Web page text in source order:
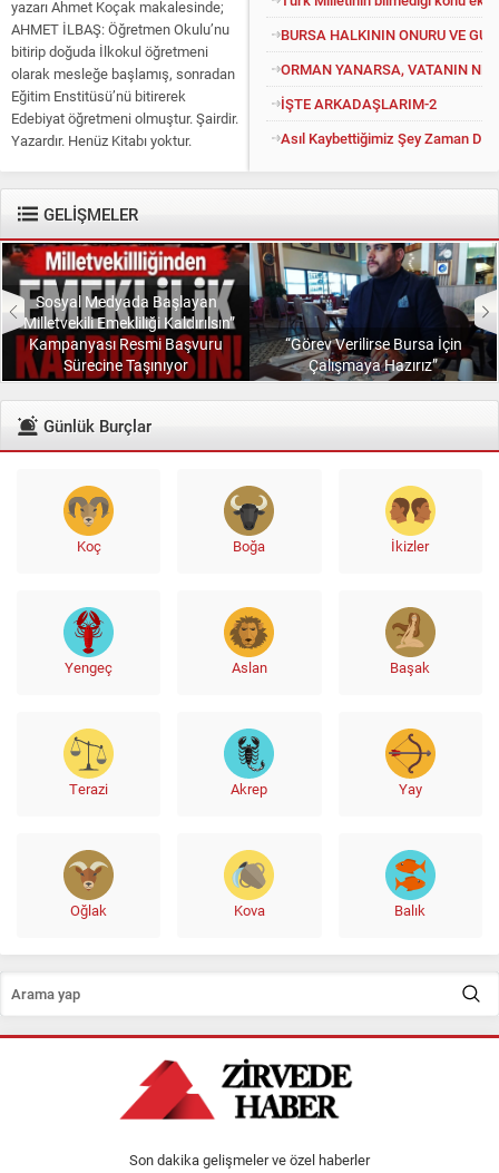
yazarı Ahmet Koçak makalesinde;
AHMET İLBAŞ: Öğretmen Okulu’nu
bitirip doğuda İlkokul öğretmeni
olarak mesleğe başlamış, sonradan
Eğitim Enstitüsü’nü bitirerek
Edebiyat öğretmeni olmuştur. Şairdir.
Yazardır. Henüz Kitabı yoktur.
diyenlere güler geçer. Yüce...
BURSA HALKININ ONURU VE
ORMAN YANARSA, VATANIN
İŞTE ARKADAŞLARIM-2
Asıl Kaybettiğimiz Şey Zaman
GELİŞMELER
Sosyal Medyada Başlayan
“Milletvekili Emekliliği Kaldırılsın”
Kampanyası Resmi Başvuru
Sürecine Taşınıyor
“Görev Verilirse Bursa İçin
Çalışmaya Hazırız”
Günlük Burçlar
Koç Boğa İkizler
Yengeç Aslan Başak
Terazi Akrep Yay
Oğlak Kova Balık
Son dakika gelişmeler ve özel haberler